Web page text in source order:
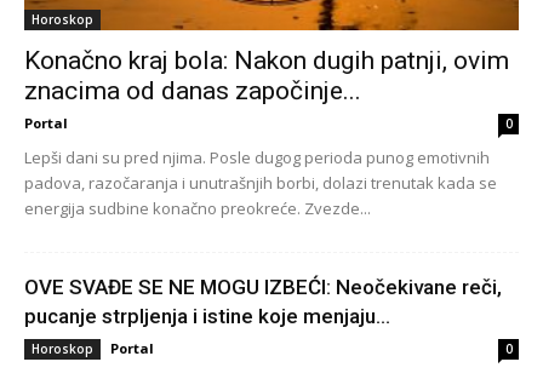
Horoskop
Konačno kraj bola: Nakon dugih patnji, ovim
znacima od danas započinje...
Portal 0
Lepši dani su pred njima. Posle dugog perioda punog emotivnih
padova, razočaranja i unutrašnjih borbi, dolazi trenutak kada se
energija sudbine konačno preokreće. Zvezde...
OVE SVAĐE SE NE MOGU IZBEĆI: Neočekivane reči,
pucanje strpljenja i istine koje menjaju...
Horoskop Portal 0